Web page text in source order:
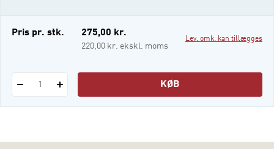
Pris pr. stk. 275,00 kr.
220,00 kr. ekskl. moms
Lev. omk. kan tillægges
1 KØB